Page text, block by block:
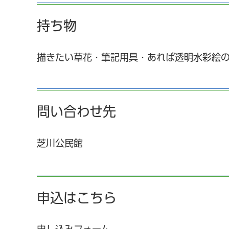
持ち物
描きたい草花・筆記用具・あれば透明水彩絵
問い合わせ先
芝川公民館
申込はこちら